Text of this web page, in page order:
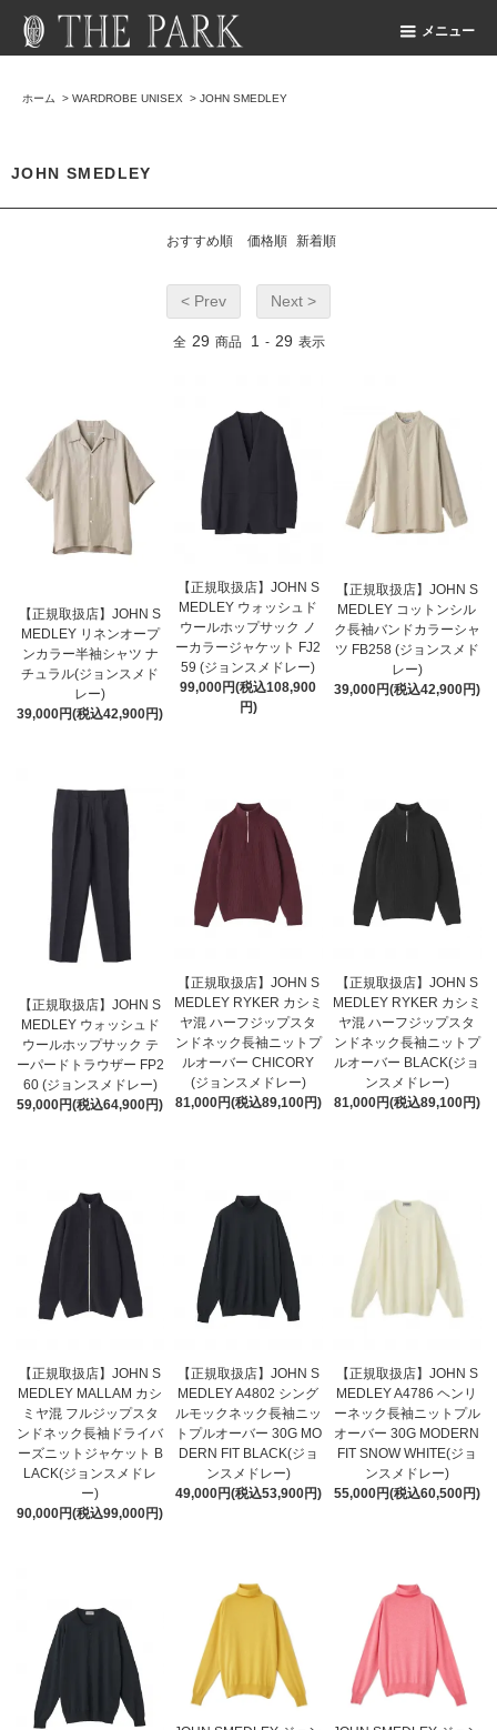
メニュー
ホーム > WARDROBE UNISEX > JOHN SMEDLEY
JOHN SMEDLEY
おすすめ順 価格順 新着順
< Prev Next >
全 29 商品 1 - 29 表示
【正規取扱店】JOHN S
MEDLEY リネンオープ
ンカラー半袖シャツ ナ
チュラル(ジョンスメド
レー)
39,000円(税込42,900円)
【正規取扱店】JOHN S
MEDLEY ウォッシュド
ウールホップサック ノ
ーカラージャケット FJ2
59 (ジョンスメドレー)
99,000円(税込108,900
円)
【正規取扱店】JOHN S
MEDLEY コットンシル
ク長袖バンドカラーシャ
ツ FB258 (ジョンスメド
レー)
39,000円(税込42,900円)
【正規取扱店】JOHN S
MEDLEY ウォッシュド
ウールホップサック テ
ーパードトラウザー FP2
60 (ジョンスメドレー)
59,000円(税込64,900円)
【正規取扱店】JOHN S
MEDLEY RYKER カシミ
ヤ混 ハーフジップスタ
ンドネック長袖ニットプ
ルオーバー CHICORY
(ジョンスメドレー)
81,000円(税込89,100円)
【正規取扱店】JOHN S
MEDLEY RYKER カシミ
ヤ混 ハーフジップスタ
ンドネック長袖ニットプ
ルオーバー BLACK(ジョ
ンスメドレー)
81,000円(税込89,100円)
【正規取扱店】JOHN S
MEDLEY MALLAM カシ
ミヤ混 フルジップスタ
ンドネック長袖ドライバ
ーズニットジャケット B
LACK(ジョンスメドレ
ー)
90,000円(税込99,000円)
【正規取扱店】JOHN S
MEDLEY A4802 シング
ルモックネック長袖ニッ
トプルオーバー 30G MO
DERN FIT BLACK(ジョ
ンスメドレー)
49,000円(税込53,900円)
【正規取扱店】JOHN S
MEDLEY A4786 ヘンリ
ーネック長袖ニットプル
オーバー 30G MODERN
FIT SNOW WHITE(ジョ
ンスメドレー)
55,000円(税込60,500円)